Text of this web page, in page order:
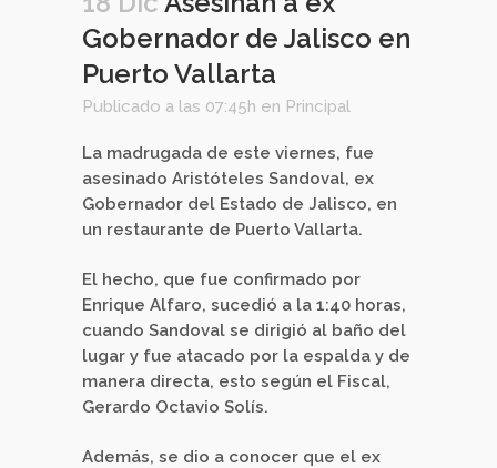
Gobernador de Jalisco en
Puerto Vallarta
Publicado a las 07:45h en Principal
La madrugada de este viernes, fue
asesinado Aristóteles Sandoval, ex
Gobernador del Estado de Jalisco, en
un restaurante de Puerto Vallarta.
El hecho, que fue confirmado por
Enrique Alfaro, sucedió a la 1:40 horas,
cuando Sandoval se dirigió al baño del
lugar y fue atacado por la espalda y de
manera directa, esto según el Fiscal,
Gerardo Octavio Solís.
Además, se dio a conocer que el ex